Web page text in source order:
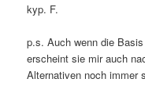
kyp. F.
p.s. Auch wenn die
erscheint sie mir auch
Alternativen noch immer